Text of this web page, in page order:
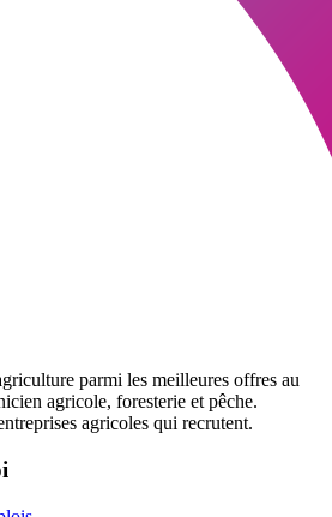
parmi les meilleures offres au
agricole, foresterie et pêche.
agricoles qui recrutent.